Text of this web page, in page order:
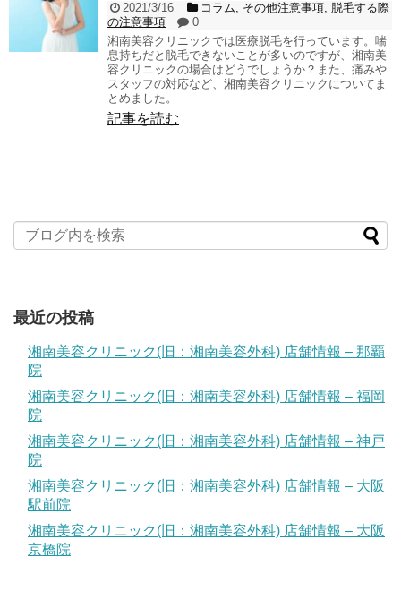
2021/3/16 コラム, その他注意事項, 脱毛する際
の注意事項
0
湘南美容クリニックでは医療脱毛を行っています。喘
息持ちだと脱毛できないことが多いのですが、湘南美
容クリニックの場合はどうでしょうか？また、痛みや
スタッフの対応など、湘南美容クリニックについてま
とめました。
記事を読む
最近の投稿
湘南美容クリニック(旧：湘南美容外科) 店舗情報 – 那覇
院
湘南美容クリニック(旧：湘南美容外科) 店舗情報 – 福岡
院
湘南美容クリニック(旧：湘南美容外科) 店舗情報 – 神戸
院
湘南美容クリニック(旧：湘南美容外科) 店舗情報 – 大阪
駅前院
湘南美容クリニック(旧：湘南美容外科) 店舗情報 – 大阪
京橋院